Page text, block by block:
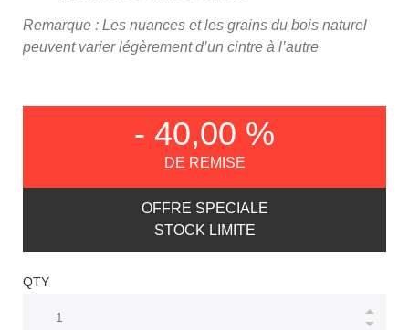
Remarque : Les nuances et les grains du bois naturel
peuvent varier légèrement d’un cintre à l’autre
- 40,00 %
DE REMISE
OFFRE SPECIALE
STOCK LIMITE
QTY